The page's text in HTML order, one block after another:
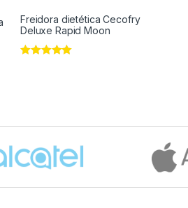
Freidora dietética Cecofry
Deluxe Rapid Moon